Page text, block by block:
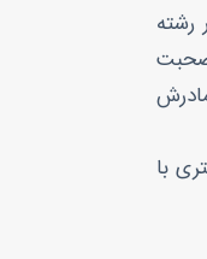
صحبت
با